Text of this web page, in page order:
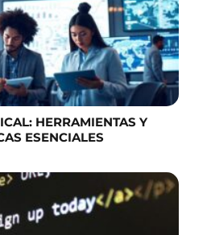
HERRAMIENTAS Y
ESENCIALES